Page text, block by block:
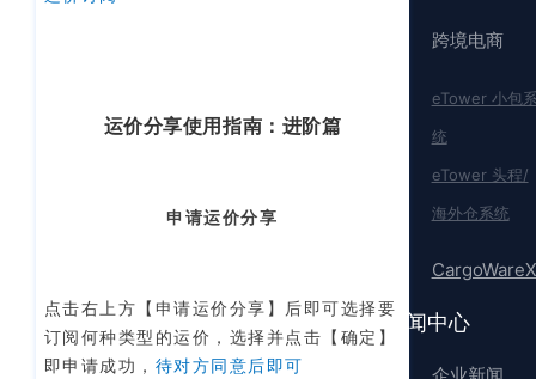
运价分享使用指南：进阶篇
申请运价分享
点击右上方【申请运价分享】后即可选择要
订阅何种类型的运价，选择并点击【确定】
即申请成功， 待对方同意后即可
跨境电商
eTower 小包
统
eTower 头程/
海外仓系统
CargoWareX
新闻中心
企业新闻